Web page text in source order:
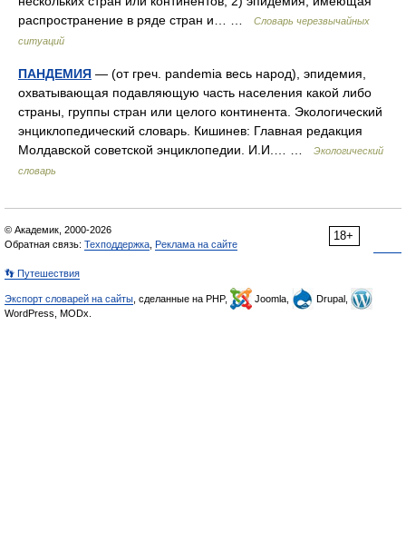
распространение в ряде стран и… …
Словарь черезвычайных
ситуаций
ПАНДЕМИЯ — (от греч. pandemia весь народ), эпидемия,
охватывающая подавляющую часть населения какой либо
страны, группы стран или целого континента. Экологический
энциклопедический словарь. Кишинев: Главная редакция
Молдавской советской энциклопедии. И.И.… …
Экологический
словарь
18+
© Академик, 2000-2026
Обратная связь: Техподдержка Реклама на сайте
👣 Путешествия
Экспорт словарей на сайты , сделанные на PHP, Joomla,
Drupal,
WordPress, MODx.